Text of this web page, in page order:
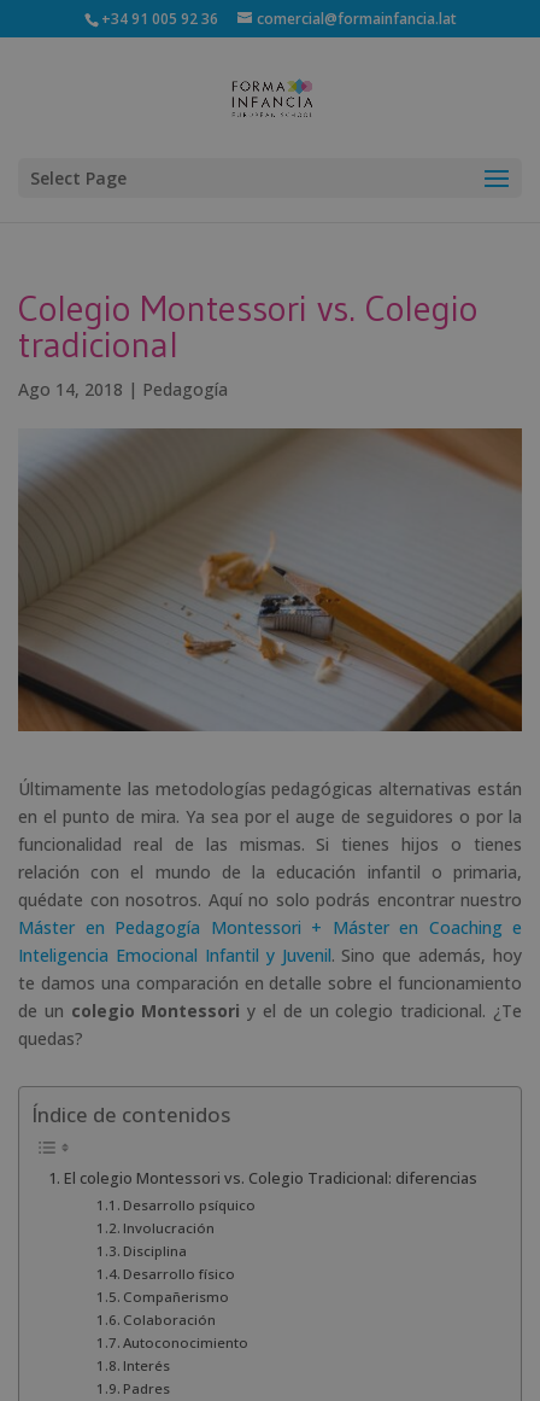
+34 91 005 92 36 comercial@formainfancia.lat
Select Page
Colegio Montessori vs. Colegio
tradicional
Ago 14, 2018 | Pedagogía
Últimamente las metodologías pedagógicas alternativas están
en el punto de mira. Ya sea por el auge de seguidores o por la
funcionalidad real de las mismas. Si tienes hijos o tienes
relación con el mundo de la educación infantil o primaria,
quédate con nosotros. Aquí no solo podrás encontrar nuestro
Máster en Pedagogía Montessori + Máster en Coaching e
Inteligencia Emocional Infantil y Juvenil. Sino que además, hoy
te damos una comparación en detalle sobre el funcionamiento
de un colegio Montessori y el de un colegio tradicional. ¿Te
quedas?
Índice de contenidos
El colegio Montessori vs. Colegio Tradicional: diferencias
Desarrollo psíquico
Involucración
Disciplina
Desarrollo físico
Compañerismo
Colaboración
Autoconocimiento
Interés
Padres